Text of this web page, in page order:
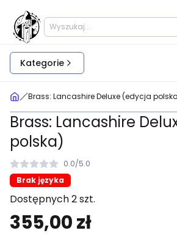
Kategorie
Brass: Lancashire Deluxe (edycja
Brass: Lancashire
polska)
0.0/5.0
Brak języka
Dostępnych 2 szt.
355,00 zł